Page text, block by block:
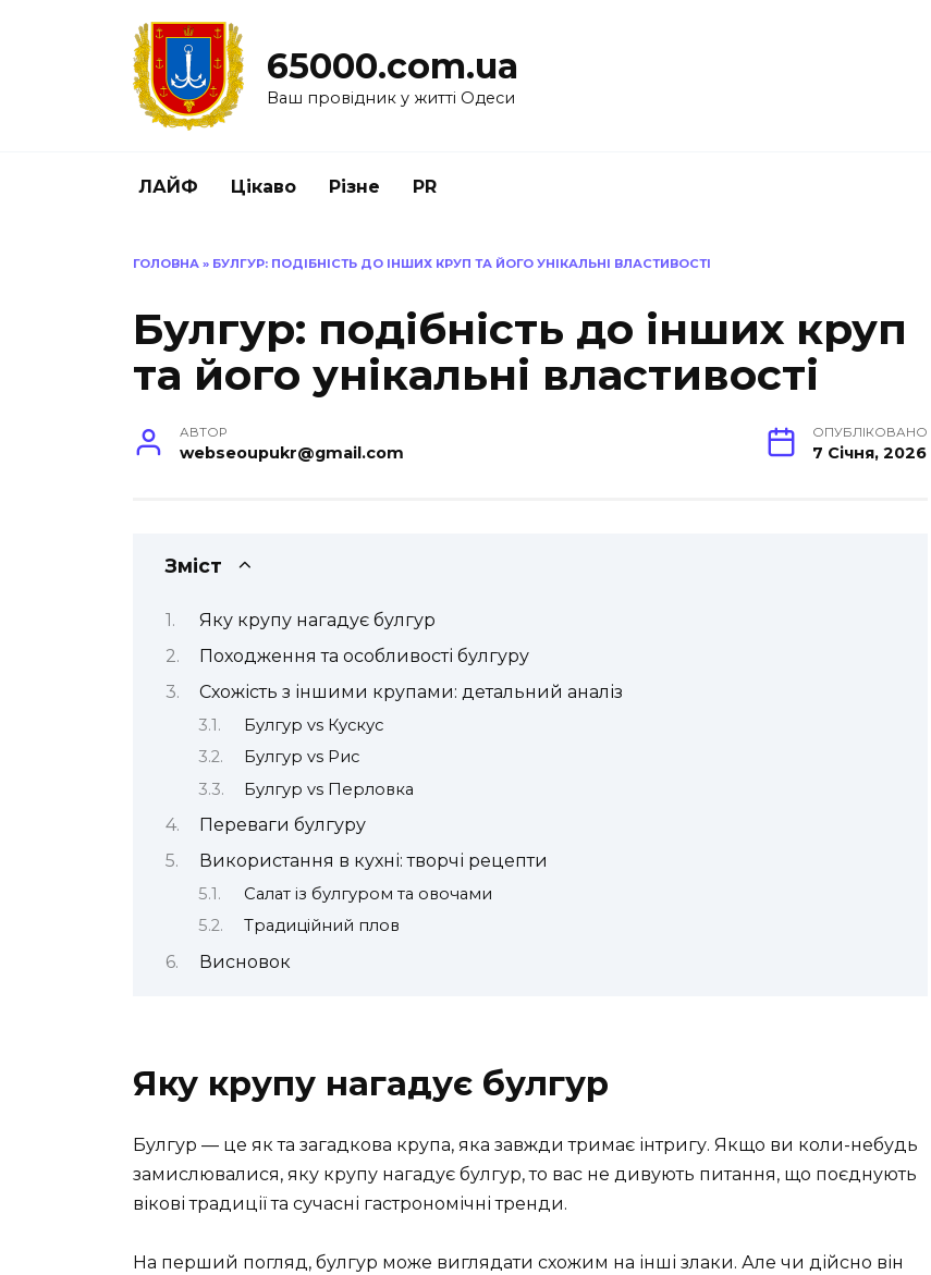
65000.com.ua
Ваш провідник у житті Одеси
ЛАЙФ Цікаво Різне PR
ГОЛОВНА » БУЛГУР: ПОДІБНІСТЬ ДО ІНШИХ КРУП ТА ЙОГО УНІКАЛЬНІ ВЛАСТИВОСТІ
Булгур: подібність до інших круп
та його унікальні властивості
АВТОР
webseoupukr@gmail.com
ОПУБЛІКОВАНО
7 Січня, 2026
Зміст
Яку крупу нагадує булгур
Походження та особливості булгуру
Схожість з іншими крупами: детальний аналіз
Булгур vs Кускус
Булгур vs Рис
Булгур vs Перловка
Переваги булгуру
Використання в кухні: творчі рецепти
Салат із булгуром та овочами
Традиційний плов
Висновок
Яку крупу нагадує булгур
Булгур — це як та загадкова крупа, яка завжди тримає інтригу. Якщо ви коли-небудь
замислювалися, яку крупу нагадує булгур, то вас не дивують питання, що поєднують
вікові традиції та сучасні гастрономічні тренди.
На перший погляд, булгур може виглядати схожим на інші злаки. Але чи дійсно він